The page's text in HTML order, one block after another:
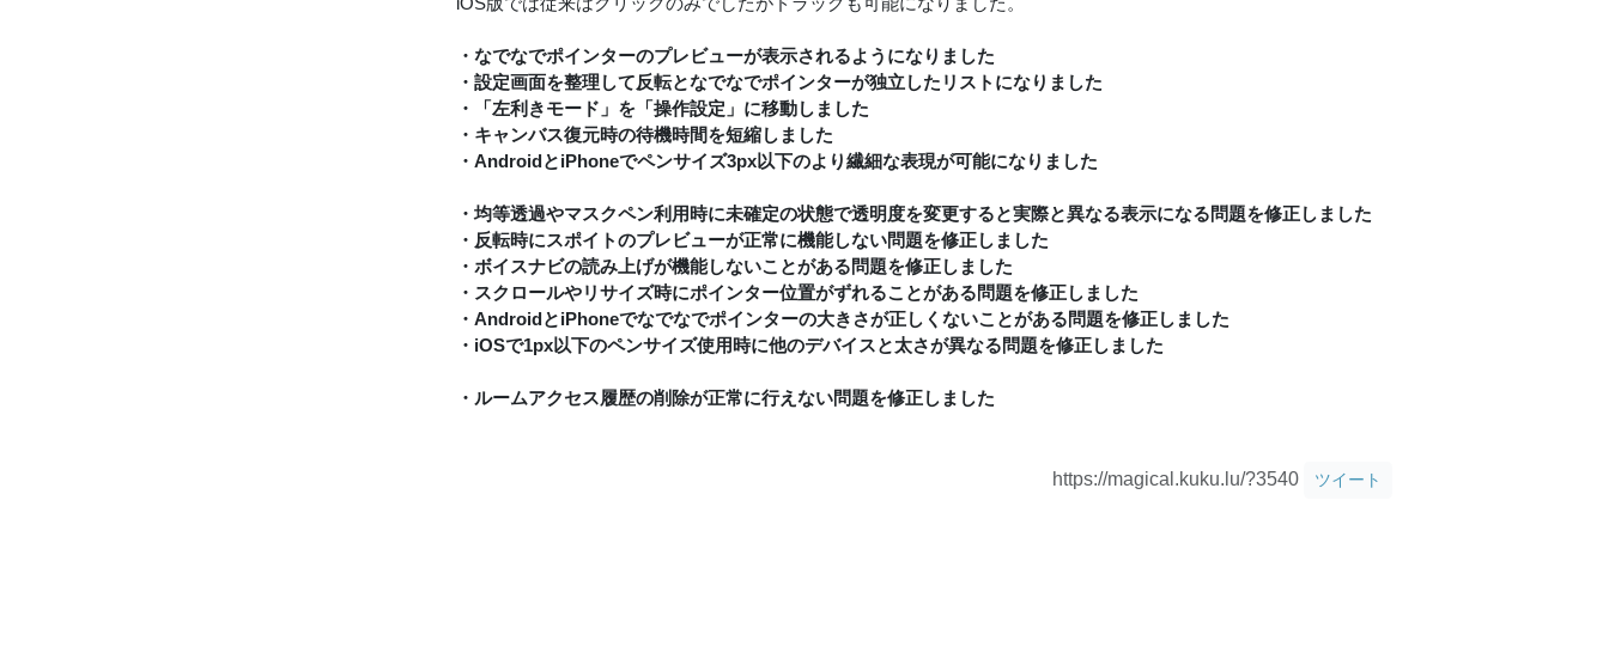
・なでなでポインターのプレビューが表示されるようになりました
・設定画面を整理して反転となでなでポインターが独立したリストになりました
・「左利きモード」を「操作設定」に移動しました
・キャンバス復元時の待機時間を短縮しました
・AndroidとiPhoneでペンサイズ3px以下のより繊細な表現が可能になりました
・均等透過やマスクペン利用時に未確定の状態で透明度を変更すると実際と異なる表示になる問題を修正しました
・反転時にスポイトのプレビューが正常に機能しない問題を修正しました
・ボイスナビの読み上げが機能しないことがある問題を修正しました
・スクロールやリサイズ時にポインター位置がずれることがある問題を修正しました
・AndroidとiPhoneでなでなでポインターの大きさが正しくないことがある問題を修正しました
・iOSで1px以下のペンサイズ使用時に他のデバイスと太さが異なる問題を修正しました
・ルームアクセス履歴の削除が正常に行えない問題を修正しました
https://magical.kuku.lu/?3540 ツイート